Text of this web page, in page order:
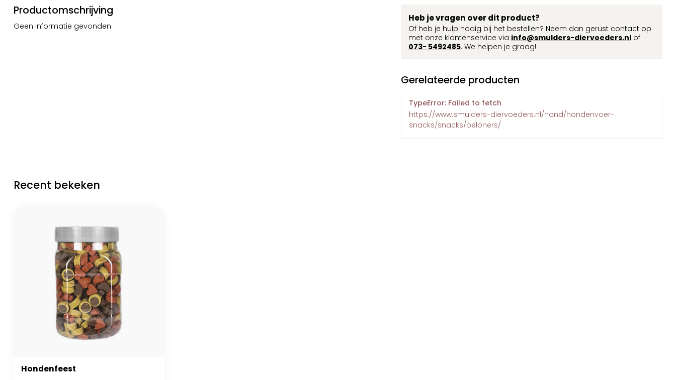
Productomschrijving
Geen informatie gevonden
Heb je vragen over dit product?
Of heb je hulp nodig bij het bestellen? Neem dan gerust contact op
met onze klantenservice via info@smulders-diervoeders.nl of
073- 5492485. We helpen je graag!
Gerelateerde producten
TypeError: Failed to fetch
https://www.smulders-diervoeders.nl/hond/hondenvoer-
snacks/snacks/beloners/
Recent bekeken
Hondenfeest